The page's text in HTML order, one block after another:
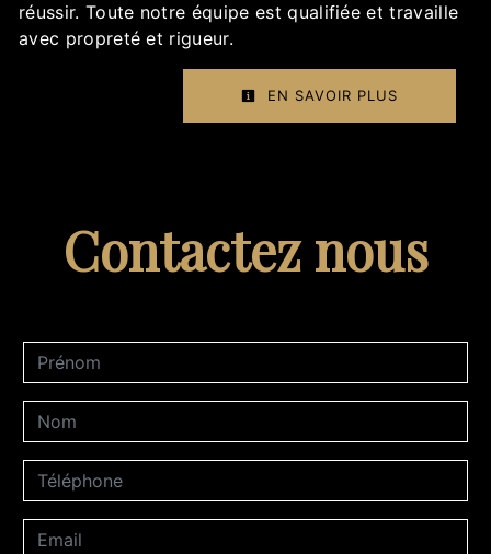
réussir. Toute notre équipe est qualifiée et travaille
avec propreté et rigueur.
EN SAVOIR PLUS
Contactez nous